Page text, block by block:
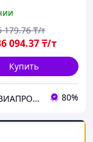
094.37₸/т
179.76 ₸/т
Купить
ТОО "АВИАПРОМСТАЛЬ" 80%